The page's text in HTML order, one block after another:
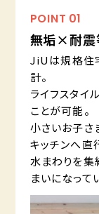
POINT 01
無垢×耐震
JiUは規格住
計。
ライフスタイ
ことが可能。
小さいお子さ
キッチンへ直
水まわりを集
まいになって